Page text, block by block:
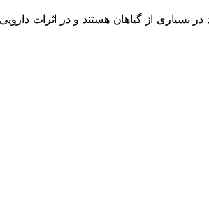
در بسیاری از گیاهان هستند و در اثرات